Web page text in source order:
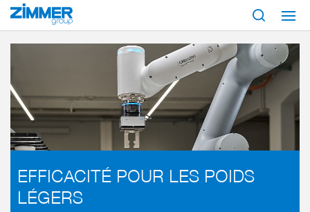
Démarrage Secteurs Robots de construction légère
EFFICACITÉ POUR LES POIDS
LÉGERS